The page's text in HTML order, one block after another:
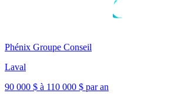
Phénix Groupe Conseil
Laval
90 000 $ à 110 000 $ par an